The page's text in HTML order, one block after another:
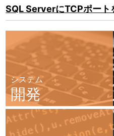
SQL ServerにTCPポート
システム
開発